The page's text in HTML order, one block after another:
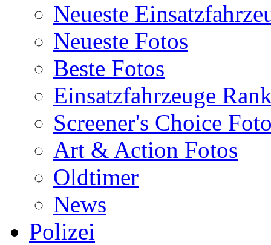
Neueste
Neueste Fotos
Beste Fotos
Einsatzfahrzeuge
Screener's Choice
Art & Action Fotos
Oldtimer
News
Polizei